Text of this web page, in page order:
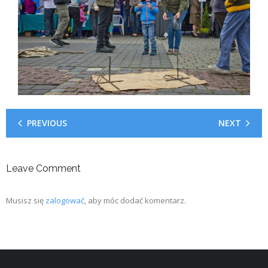
PREVIOUS NEXT
Leave Comment
Musisz się zalogować, aby móc dodać komentarz.